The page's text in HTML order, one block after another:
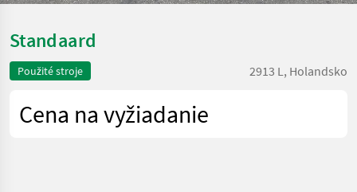
Standaard
Použité stroje 2913 L, Holandsko
Cena na vyžiadanie